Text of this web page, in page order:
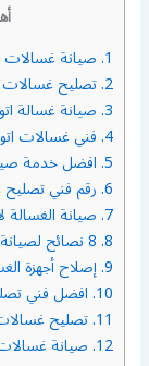
1. صيانة غسالات
2. تصليح غسالات
3. صيانة غسالة
4. فني غسالات
5. افضل خدمة
6. رقم فني
7. صيانة الغسالة
8.
9. إصلاح أجهزة
10. افضل فني
11. تصليح
12. صيانة